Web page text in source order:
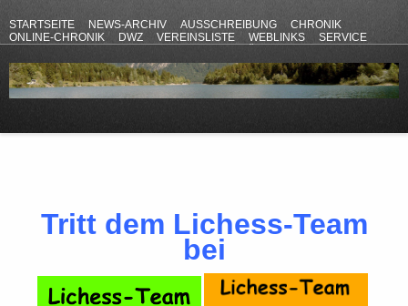
STARTSEITE NEWS-ARCHIV AUSSCHREIBUNG
CHRONIK
ONLINE-CHRONIK
DWZ VEREINSLISTE WEBLINKS
SERVICE
Tritt dem Lichess-Team
bei